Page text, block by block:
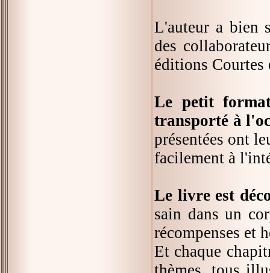
L'auteur a bien
des
éditions Courtes
Le petit
transporté à
présentées ont
facilement à
Le livre est
sain dans un
récompenses et
Et chaque